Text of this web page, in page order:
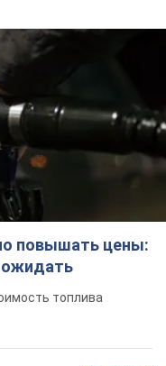
повышать цены:
ожидать
топлива